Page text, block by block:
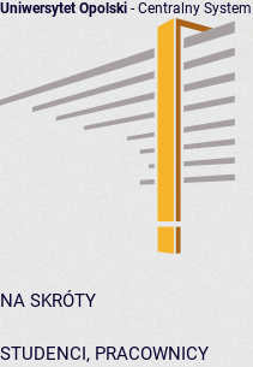
Uniwersytet Opolski - Centralny
NA SKRÓTY
STUDENCI, PRACOWNICY